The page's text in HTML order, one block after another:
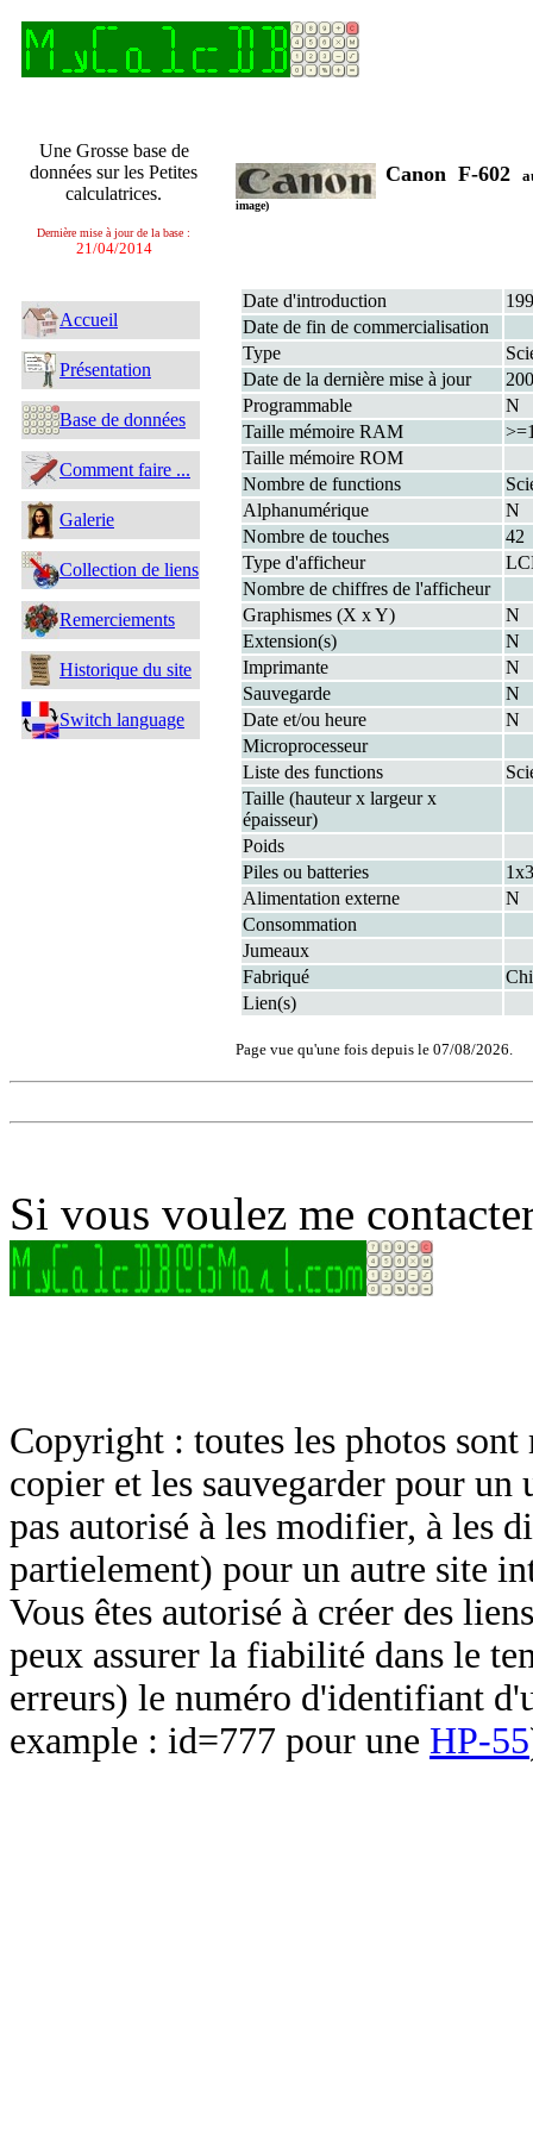
Une Grosse base de
données sur les Petites
calculatrices.
Dernière mise à jour de la base :
21/04/2014
Accueil
Présentation
Base de données
Comment faire ...
Galerie
Collection de liens
Remerciements
Historique du site
Switch language
Canon F-602
image)
Date d'introduction
Date de fin de commercialisation
Type
Date de la dernière mise à jour
Programmable
N
Taille mémoire RAM
Taille mémoire ROM
Nombre de functions
Alphanumérique
N
Nombre de touches
42
Type d'afficheur
Nombre de chiffres de l'afficheur
Graphismes (X x Y)
N
Extension(s)
N
Imprimante
N
Sauvegarde
N
Date et/ou heure
N
Microprocesseur
Liste des functions
Taille (hauteur x largeur x
épaisseur)
Poids
Piles ou batteries
Alimentation externe
N
Consommation
Jumeaux
Fabriqué
Lien(s)
Page vue qu'une fois depuis le 07/08/2026.
Si vous voulez me
Copyright : toutes les photos sont
copier et les sauvegarder pour un
pas autorisé à les modifier, à les
partielement) pour un autre site
Vous êtes autorisé à créer des
peux assurer la fiabilité dans le
erreurs) le numéro d'identifiant
example : id=777 pour une HP-55